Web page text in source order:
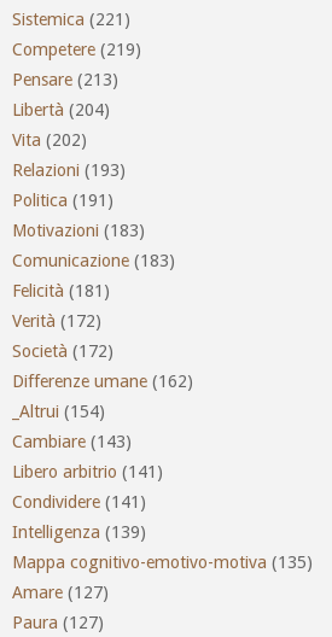
Sistemica (221)
Competere (219)
Pensare (213)
Libertà (204)
Vita (202)
Relazioni (193)
Politica (191)
Motivazioni (183)
Comunicazione (183)
Felicità (181)
Verità (172)
Società (172)
Differenze umane (162)
_Altrui (154)
Cambiare (143)
Libero arbitrio (141)
Condividere (141)
Intelligenza (139)
Mappa cognitivo-emotivo-motiva (135)
Amare (127)
Paura (127)